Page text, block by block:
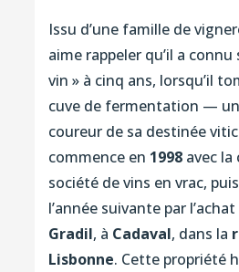
Issu d’une famille de
aime rappeler qu’il a
vin » à cinq ans, lorsqu’il
cuve de fermentation —
coureur de sa destinée
commence en 1998avec la
société de vins en vrac,
l’année suivante par
Gradil, à Cadaval, dans la
Lisbonne. Cette propriété